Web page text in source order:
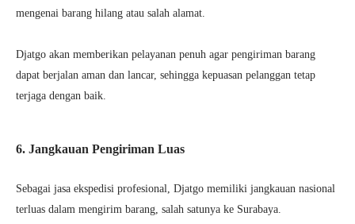
mengenai barang hilang atau salah alamat.
Djatgo akan memberikan pelayanan penuh agar pengiriman barang
dapat berjalan aman dan lancar, sehingga kepuasan pelanggan tetap
terjaga dengan baik.
6. Jangkauan Pengiriman Luas
Sebagai jasa ekspedisi profesional, Djatgo memiliki jangkauan nasional
terluas dalam mengirim barang, salah satunya ke Surabaya.